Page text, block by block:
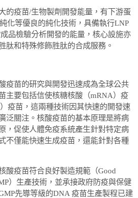
的疫苗/生物製劑開發能量，有下游蛋
化等優良的純化技術，具備執行LNP
品檢驗分析開發的能量，核心設施亦
肽和特殊修飾胜肽的合成服務。
疫苗的研究與開發迅速成為全球公共
主要包括信使核糖核酸（mRNA）疫
疫苗，這兩種技術因其快速的開發速
泛關注。核酸疫苗的基本原理是將病
，促使人體免疫系統產生針對特定病
不僅能快速生成疫苗，還能針對各種
酸疫苗符合良好製造規範（Good
）生產技術，並承接政府防疫與保健
先導等級的DNA 疫苗生產製程已建